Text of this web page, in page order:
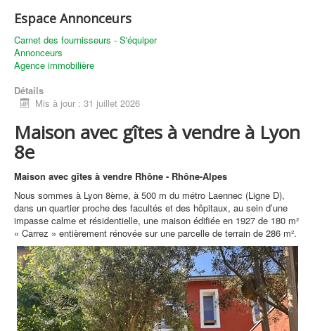
Espace Annonceurs
Carnet des fournisseurs - S'équiper
Annonceurs
Agence immobilière
Détails
Mis à jour : 31 juillet 2026
Maison avec gîtes à vendre à Lyon
8e
Maison avec gîtes à vendre Rhône - Rhône-Alpes
Nous sommes à Lyon 8ème, à 500 m du métro Laennec (Ligne D),
dans un quartier proche des facultés et des hôpitaux, au sein d’une
impasse calme et résidentielle, une maison édifiée en 1927 de 180 m²
« Carrez » entièrement rénovée sur une parcelle de terrain de 286 m².